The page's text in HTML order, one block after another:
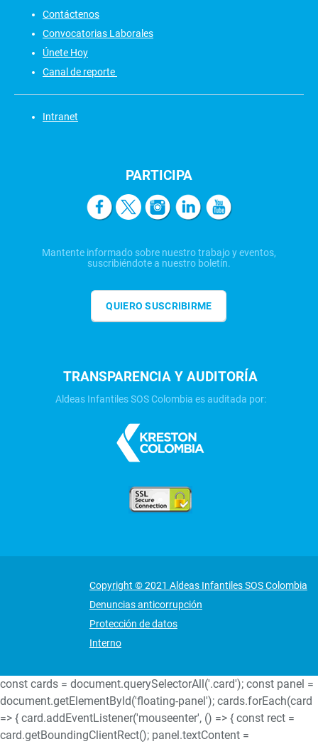
Contáctenos
Convocatorias Laborales
Únete Hoy
Canal de reporte
Intranet
PARTICIPA
Mantente informado sobre nuestro trabajo y eventos,
suscribiéndote a nuestro boletín.
QUIERO SUSCRIBIRME
TRANSPARENCIA Y AUDITORÍA
Aldeas Infantiles SOS Colombia es auditada por:
Copyright © 2021 Aldeas Infantiles SOS Colombia
Denuncias anticorrupción
Protección de datos
Interno
const cards = document.querySelectorAll('.card'); const panel =
document.getElementById('floating-panel'); cards.forEach(card
=> { card.addEventListener('mouseenter', () => { const rect =
card.getBoundingClientRect(); panel.textContent =